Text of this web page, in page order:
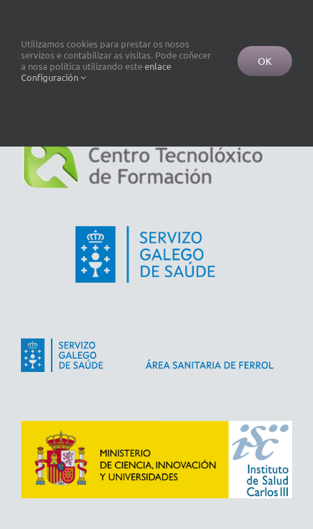
Utilizamos cookies para prestar os nosos
servizos e contabilizar as visitas. Pode coñecer
a nosa política utilizando esteenlace
Configuración
OK